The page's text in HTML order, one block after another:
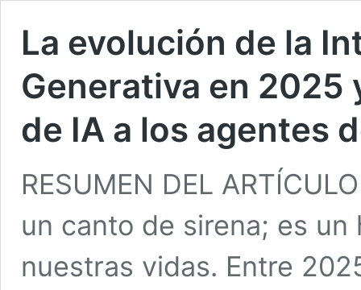
La evolución de la
Generativa en 2025
de IA a los agentes
RESUMEN DEL
un canto de sirena; es
nuestras vidas. Entre